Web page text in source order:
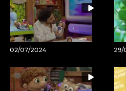
02/07/2024 29/